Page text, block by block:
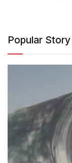
Popular Story